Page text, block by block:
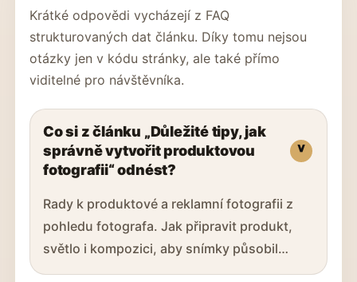
Krátké odpovědi vycházejí z FAQ
strukturovaných dat článku. Díky tomu nejsou
otázky jen v kódu stránky, ale také přímo
viditelné pro návštěvníka.
Co si z článku „Důležité tipy, jak
správně vytvořit produktovou
fotografii“ odnést?
Rady k produktové a reklamní fotografii z
pohledu fotografa. Jak připravit produkt,
světlo i kompozici, aby snímky působil…